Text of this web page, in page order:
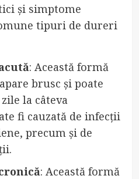
și simptome
tipuri de dureri
: Această formă
brusc și poate
la câteva
fi cauzată de infecții
precum și de
: Această formă